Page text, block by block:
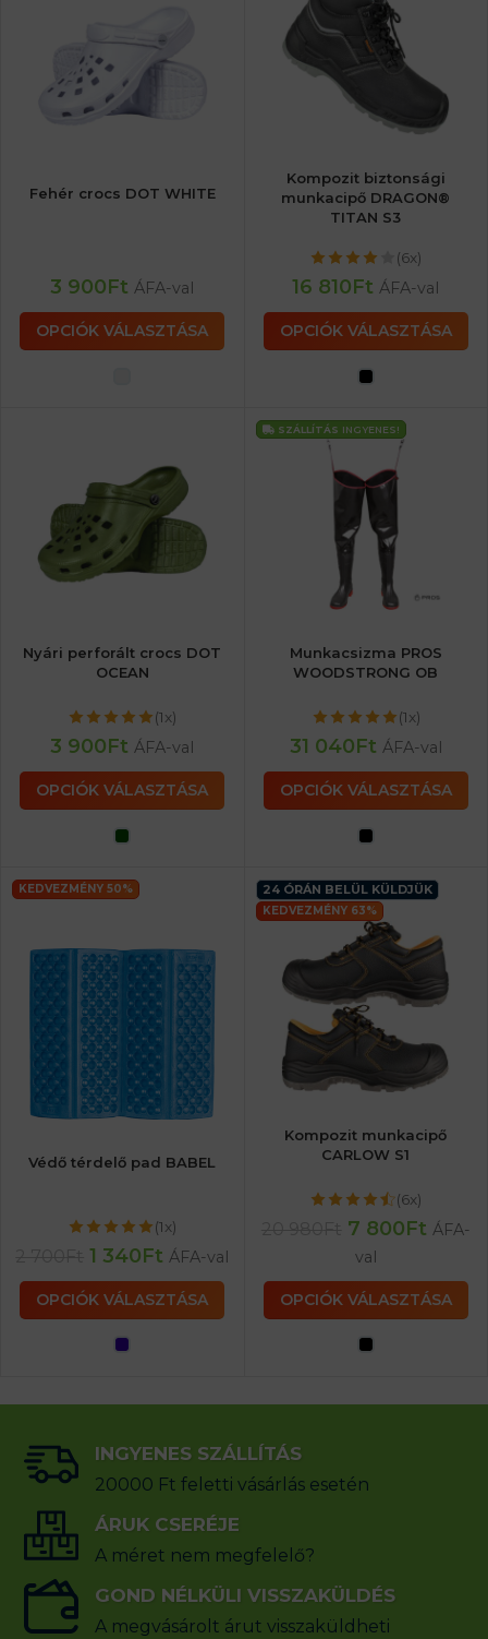
Fehér crocs DOT WHITE
3 900Ft ÁFA-val
OPCIÓK VÁLASZTÁSA
Kompozit biztonsági
munkacipő DRAGON®
TITAN S3
(6x)
16 810Ft ÁFA-val
OPCIÓK VÁLASZTÁSA
Nyári perforált crocs DOT
OCEAN
(1x)
3 900Ft ÁFA-val
OPCIÓK VÁLASZTÁSA
SZÁLLÍTÁS INGYENES!
Munkacsizma PROS
WOODSTRONG OB
(1x)
31 040Ft ÁFA-val
OPCIÓK VÁLASZTÁSA
KEDVEZMÉNY 50%
Védő térdelő pad BABEL
(1x)
1 340Ft ÁFA-val
OPCIÓK VÁLASZTÁSA
24 ÓRÁN BELÜL KÜLDJÜK
KEDVEZMÉNY 63%
Kompozit munkacipő
CARLOW S1
(6x)
7 800Ft ÁFA-
val
OPCIÓK VÁLASZTÁSA
INGYENES SZÁLLÍTÁS
20000 Ft feletti vásárlás esetén
ÁRUK CSERÉJE
A méret nem megfelelő?
GOND NÉLKÜLI VISSZAKÜLDÉS
A megvásárolt árut visszaküldheti